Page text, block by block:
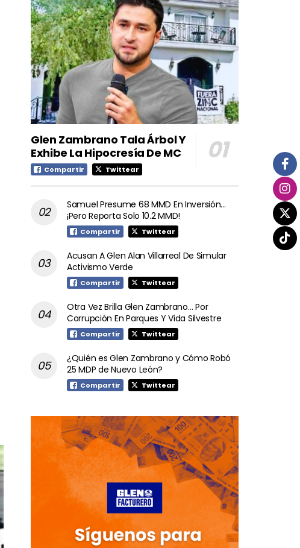
Glen Zambrano Tala Árbol Y
Exhibe La Hipocresía De MC
Compartir Twittear
Samuel Presume 68 MMD En Inversión…
¡Pero Reporta Solo 10.2 MMD!
Compartir Twittear
Acusan A Glen Alan Villarreal De Simular
Activismo Verde
Compartir Twittear
Otra Vez Brilla Glen Zambrano… Por
Corrupción En Parques Y Vida Silvestre
Compartir Twittear
¿Quién es Glen Zambrano y Cómo Robó
25 MDP de Nuevo León?
Compartir Twittear